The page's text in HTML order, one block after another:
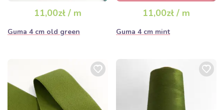
11,00zł / m
Guma 4 cm old green
11,00zł / m
Guma 4 cm mint